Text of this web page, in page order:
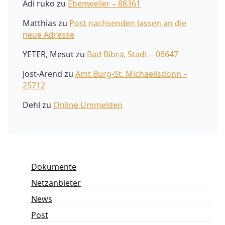
Adi ruko zu Ebenweiler – 88361
Matthias zu Post nachsenden lassen an die
neue Adresse
YETER, Mesutzu Bad Bibra, Stadt – 06647
Jost-Arend zu Amt Burg-St. Michaelisdonn –
25712
Dehl zu Online Ummelden
Dokumente
Netzanbieter
News
Post